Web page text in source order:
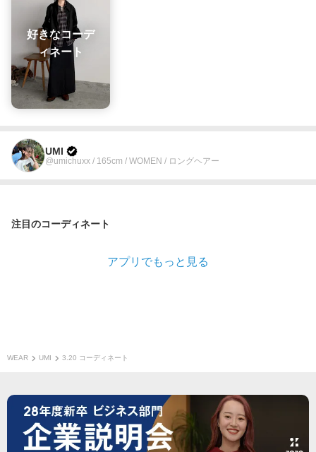
好きなコーデ
ィネート
UMI
@umichuxx / 165cm / WOMEN / ロングヘアー
注目のコーディネート
アプリでもっと見る
WEAR UMI 3.20 コーディネート